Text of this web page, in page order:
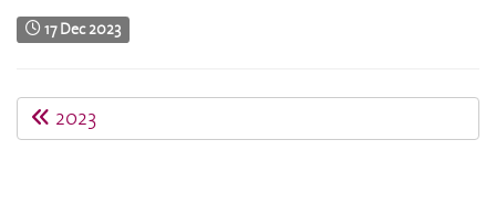
17 Dec 2023
2023